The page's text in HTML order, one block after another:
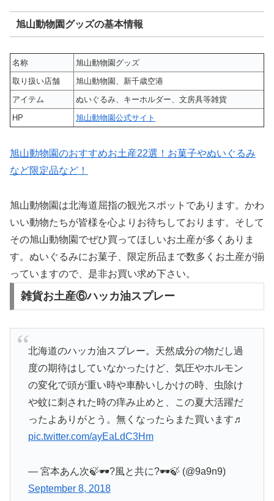
旭山動物園グッズの基本情報
名称
旭山動物園グッズ
取り扱い店舗
旭山動物園、新千歳空港
アイテム
ぬいぐるみ、キーホルダー、文房具等雑貨
HP
旭山動物園公式サイト
旭山動物園のおすすめお土産22選！お菓子やぬいぐるみ
など限定品など！
旭山動物園は北海道屈指の観光スポットであります。かわ
いい動物たちが皆様を心よりお待ちしております。そして
その旭山動物園でぜひ買ってほしいお土産が多くありま
す。ぬいぐるみにお菓子、限定所品まで数多くお土産が揃
っていますので、是非お買い求め下さい。
雑貨お土産⑥ハッカ油スプレー
北海道のハッカ油スプレー。天然成分の物だし過
度の期待はしていなかったけど、気圧やホルモン
の変化で頭が重い時や車酔いしかけの時、虫除け
や蚊に刺された時の痒み止めと、この夏大活躍だ
ったよありがとう。無くなったらまた買います♬
pic.twitter.com/ayEaLdC3Hm
— 宮本あん次🍃🕶?風と共に?🕶🍃 (@9a9n9)
September 8, 2018